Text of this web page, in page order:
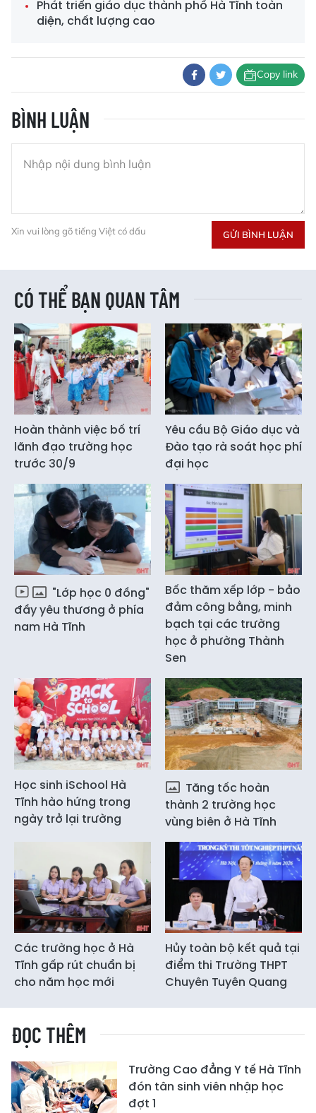
Phát triển giáo dục thành phố Hà Tĩnh toàn
diện, chất lượng cao
Copy link
BÌNH LUẬN
Xin vui lòng gõ tiếng Việt có dấu GỬI BÌNH LUẬN
CÓ THỂ BẠN QUAN TÂM
Hoàn thành việc bố trí
lãnh đạo trường học
trước 30/9
Yêu cầu Bộ Giáo dục và
Đào tạo rà soát học phí
đại học
"Lớp học 0 đồng"
đầy yêu thương ở phía
nam Hà Tĩnh
Bốc thăm xếp lớp - bảo
đảm công bằng, minh
bạch tại các trường
học ở phường Thành
Sen
Học sinh iSchool Hà
Tĩnh hào hứng trong
ngày trở lại trường
Tăng tốc hoàn
thành 2 trường học
vùng biên ở Hà Tĩnh
Các trường học ở Hà
Tĩnh gấp rút chuẩn bị
cho năm học mới
Hủy toàn bộ kết quả tại
điểm thi Trường THPT
Chuyên Tuyên Quang
ĐỌC THÊM
Trường Cao đẳng Y tế Hà Tĩnh
đón tân sinh viên nhập học
đợt 1